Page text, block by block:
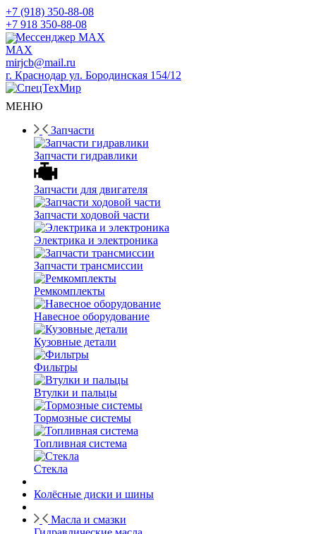
+7 (918) 350-88-08
+7 918 350-88-08
Мессенджер MAX
mirjcb@mail.ru
г. Краснодар ул. Бородинская 154/12
МЕНЮ
Запчасти
Запчасти гидравлики
Запчасти для двигателя
Запчасти ходовой части
Электрика и электроника
Запчасти трансмиссии
Ремкомплекты
Навесное оборудование
Кузовные детали
Фильтры
Втулки и пальцы
Тормозные системы
Топливная система
Стекла
Колёсные диски и шины
Масла и смазки